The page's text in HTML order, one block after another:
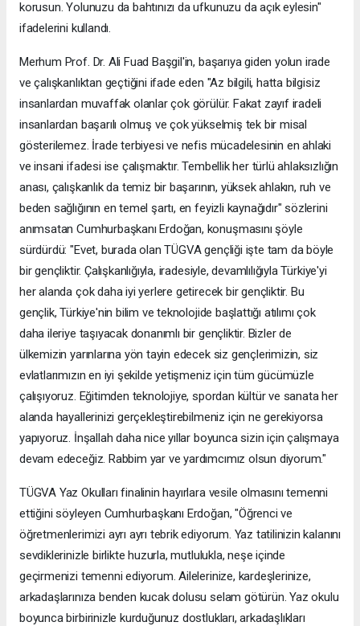
korusun. Yolunuzu da bahtınızı da ufkunuzu da açık eylesin"
ifadelerini kullandı.
Merhum Prof. Dr. Ali Fuad Başgil'in, başarıya giden yolun irade
ve çalışkanlıktan geçtiğini ifade eden "Az bilgili, hatta bilgisiz
insanlardan muvaffak olanlar çok görülür. Fakat zayıf iradeli
insanlardan başarılı olmuş ve çok yükselmiş tek bir misal
gösterilemez. İrade terbiyesi ve nefis mücadelesinin en ahlaki
ve insani ifadesi ise çalışmaktır. Tembellik her türlü ahlaksızlığın
anası, çalışkanlık da temiz bir başarının, yüksek ahlakın, ruh ve
beden sağlığının en temel şartı, en feyizli kaynağıdır" sözlerini
anımsatan Cumhurbaşkanı Erdoğan, konuşmasını şöyle
sürdürdü: "Evet, burada olan TÜGVA gençliği işte tam da böyle
bir gençliktir. Çalışkanlığıyla, iradesiyle, devamlılığıyla Türkiye'yi
her alanda çok daha iyi yerlere getirecek bir gençliktir. Bu
gençlik, Türkiye'nin bilim ve teknolojide başlattığı atılımı çok
daha ileriye taşıyacak donanımlı bir gençliktir. Bizler de
ülkemizin yarınlarına yön tayin edecek siz gençlerimizin, siz
evlatlarımızın en iyi şekilde yetişmeniz için tüm gücümüzle
çalışıyoruz. Eğitimden teknolojiye, spordan kültür ve sanata her
alanda hayallerinizi gerçekleştirebilmeniz için ne gerekiyorsa
yapıyoruz. İnşallah daha nice yıllar boyunca sizin için çalışmaya
devam edeceğiz. Rabbim yar ve yardımcımız olsun diyorum."
TÜGVA Yaz Okulları finalinin hayırlara vesile olmasını temenni
ettiğini söyleyen Cumhurbaşkanı Erdoğan, "Öğrenci ve
öğretmenlerimizi ayrı ayrı tebrik ediyorum. Yaz tatilinizin kalanını
sevdiklerinizle birlikte huzurla, mutlulukla, neşe içinde
geçirmenizi temenni ediyorum. Ailelerinize, kardeşlerinize,
arkadaşlarınıza benden kucak dolusu selam götürün. Yaz okulu
boyunca birbirinizle kurduğunuz dostlukları, arkadaşlıkları